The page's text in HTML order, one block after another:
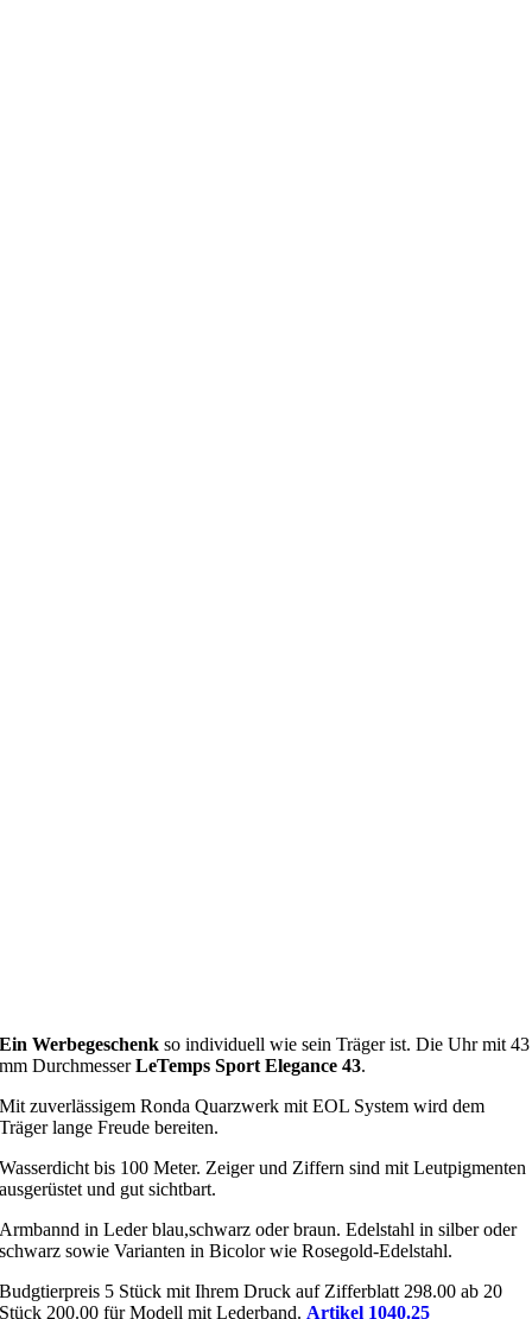
Ein Werbegeschenk so individuell wie sein Träger ist. Die Uhr mit 43
mm DurchmesserLeTemps Sport Elegance 43.
Mit zuverlässigem Ronda Quarzwerk mit EOL System wird dem
Träger lange Freude bereiten.
Wasserdicht bis 100 Meter. Zeiger und Ziffern sind mit Leutpigmenten
ausgerüstet und gut sichtbart.
Armbannd in Leder blau,schwarz oder braun. Edelstahl in silber oder
schwarz sowie Varianten in Bicolor wie Rosegold-Edelstahl.
Budgtierpreis 5 Stück mit Ihrem Druck auf Zifferblatt 298.00 ab 20
Stück 200.00 für Modell mit Lederband. Artikel 1040.25